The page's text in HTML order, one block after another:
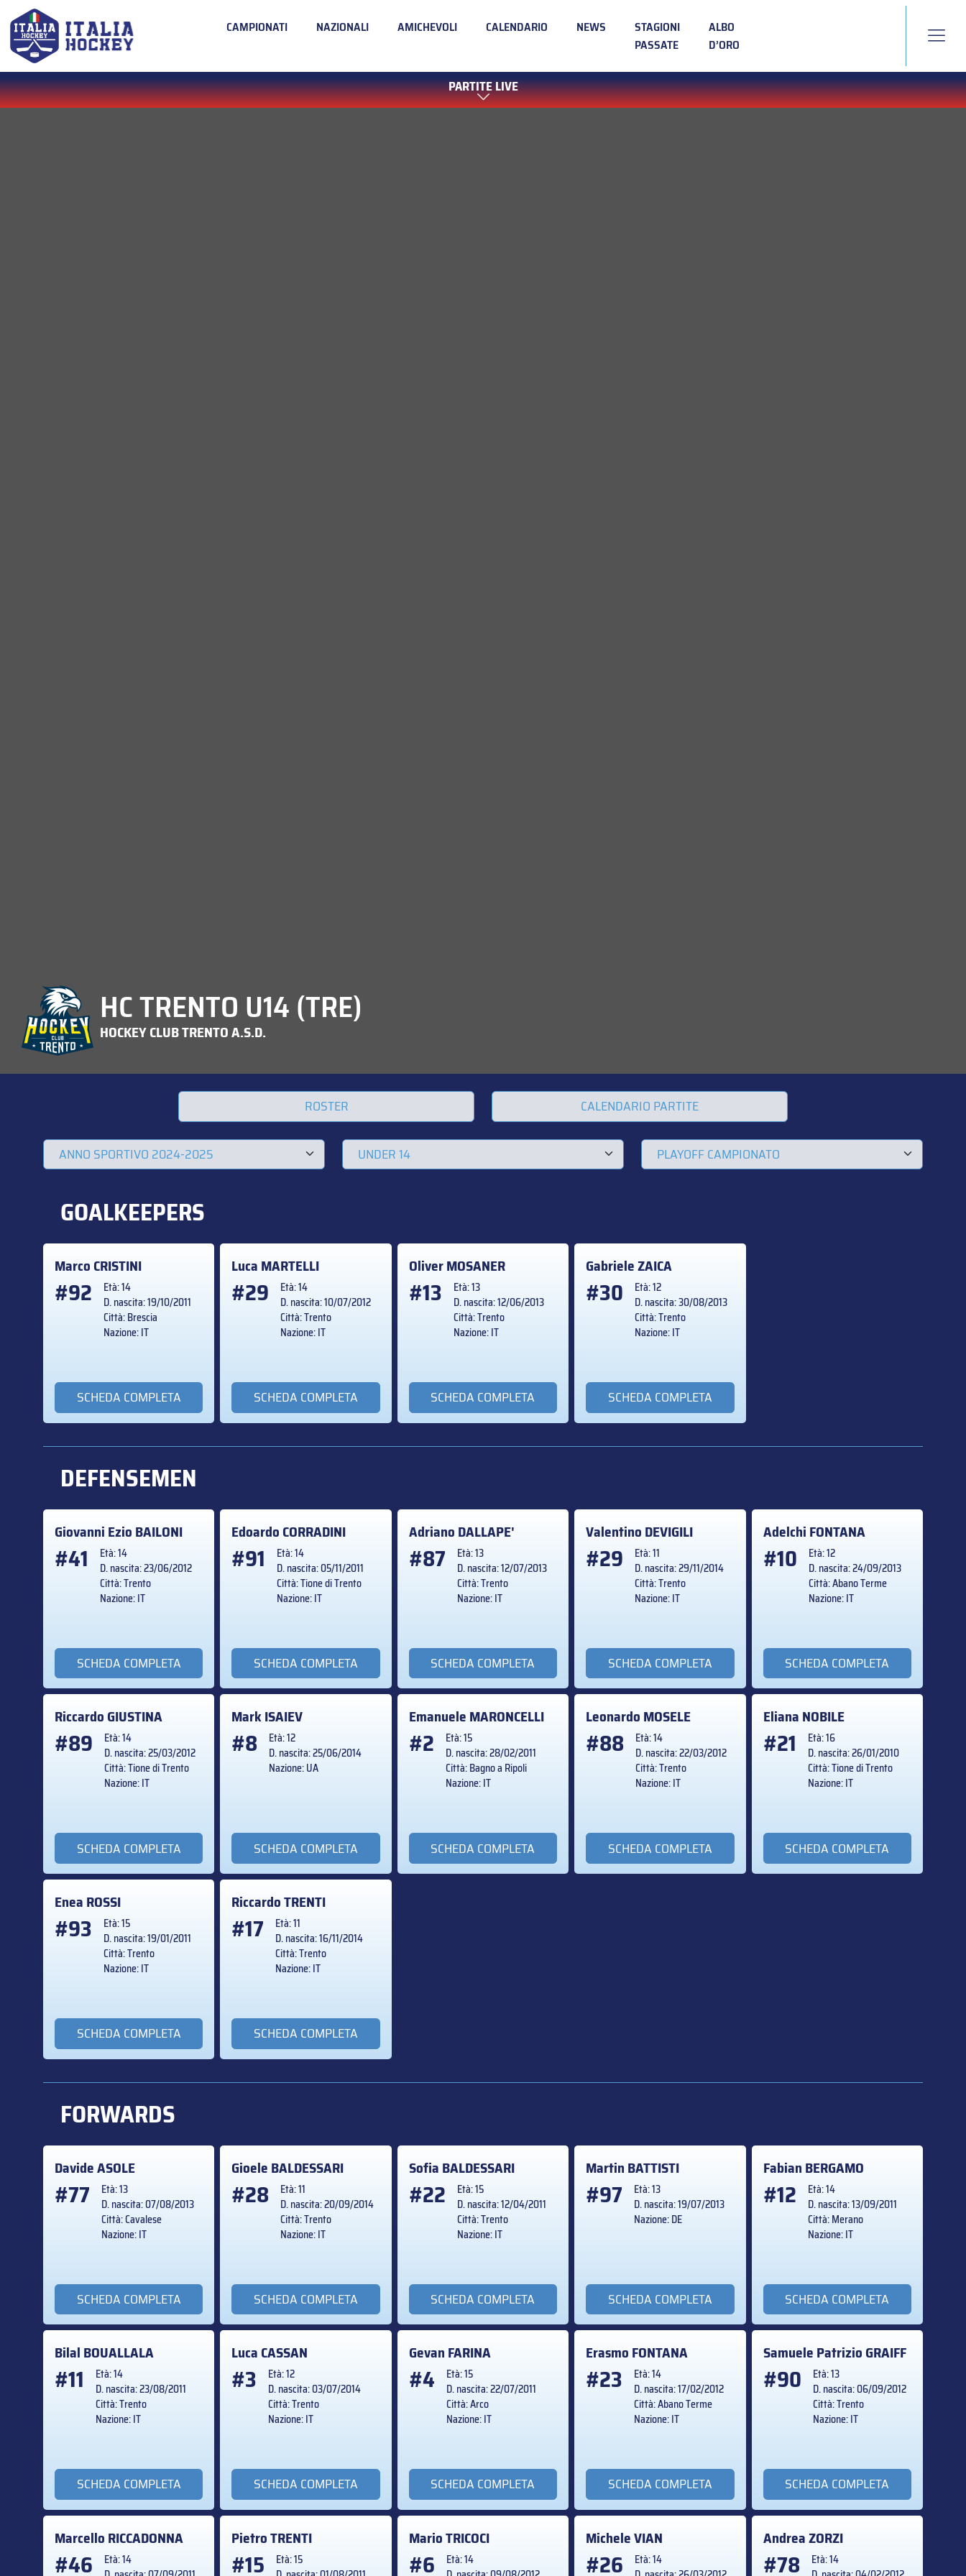
CAMPIONATI NAZIONALI AMICHEVOLI CALENDARIO NEWS
STAGIONI
PASSATE
ALBO
D’ORO
PARTITE LIVE
HC TRENTO U14 (TRE)
HOCKEY CLUB TRENTO A.S.D.
ROSTER CALENDARIO PARTITE
GOALKEEPERS
MarcoCRISTINI
#92
Età: 14
D. nascita: 19/10/2011
Città: Brescia
Nazione: IT
SCHEDA COMPLETA
Luca MARTELLI
#29
Età: 14
D. nascita: 10/07/2012
Città: Trento
Nazione: IT
SCHEDA COMPLETA
OliverMOSANER
#13
Età: 13
D. nascita: 12/06/2013
Città: Trento
Nazione: IT
SCHEDA COMPLETA
GabrieleZAICA
#30
Età: 12
D. nascita: 30/08/2013
Città: Trento
Nazione: IT
SCHEDA COMPLETA
DEFENSEMEN
Giovanni Ezio BAILONI
#41
Età: 14
D. nascita: 23/06/2012
Città: Trento
Nazione: IT
SCHEDA COMPLETA
EdoardoCORRADINI
#91
Età: 14
D. nascita: 05/11/2011
Città: Tione di Trento
Nazione: IT
SCHEDA COMPLETA
Adriano DALLAPE'
#87
Età: 13
D. nascita: 12/07/2013
Città: Trento
Nazione: IT
SCHEDA COMPLETA
Valentino DEVIGILI
#29
Età: 11
D. nascita: 29/11/2014
Città: Trento
Nazione: IT
SCHEDA COMPLETA
Adelchi FONTANA
#10
Età: 12
D. nascita: 24/09/2013
Città: Abano Terme
Nazione: IT
SCHEDA COMPLETA
RiccardoGIUSTINA
#89
Età: 14
D. nascita: 25/03/2012
Città: Tione di Trento
Nazione: IT
SCHEDA COMPLETA
MarkISAIEV
#8
Età: 12
D. nascita: 25/06/2014
Nazione: UA
SCHEDA COMPLETA
Emanuele MARONCELLI
#2
Età: 15
D. nascita: 28/02/2011
Città: Bagno a Ripoli
Nazione: IT
SCHEDA COMPLETA
Leonardo MOSELE
#88
Età: 14
D. nascita: 22/03/2012
Città: Trento
Nazione: IT
SCHEDA COMPLETA
Eliana NOBILE
#21
Età: 16
D. nascita: 26/01/2010
Città: Tione di Trento
Nazione: IT
SCHEDA COMPLETA
Enea ROSSI
#93
Età: 15
D. nascita: 19/01/2011
Città: Trento
Nazione: IT
SCHEDA COMPLETA
RiccardoTRENTI
#17
Età: 11
D. nascita: 16/11/2014
Città: Trento
Nazione: IT
SCHEDA COMPLETA
FORWARDS
DavideASOLE
#77
Età: 13
D. nascita: 07/08/2013
Città: Cavalese
Nazione: IT
SCHEDA COMPLETA
Gioele BALDESSARI
#28
Età: 11
D. nascita: 20/09/2014
Città: Trento
Nazione: IT
SCHEDA COMPLETA
Sofia BALDESSARI
#22
Età: 15
D. nascita: 12/04/2011
Città: Trento
Nazione: IT
SCHEDA COMPLETA
Martin BATTISTI
#97
Età: 13
D. nascita: 19/07/2013
Nazione: DE
SCHEDA COMPLETA
Fabian BERGAMO
#12
Età: 14
D. nascita: 13/09/2011
Città: Merano
Nazione: IT
SCHEDA COMPLETA
Bilal BOUALLALA
#11
Età: 14
D. nascita: 23/08/2011
Città: Trento
Nazione: IT
SCHEDA COMPLETA
LucaCASSAN
#3
Età: 12
D. nascita: 03/07/2014
Città: Trento
Nazione: IT
SCHEDA COMPLETA
Gevan FARINA
#4
Età: 15
D. nascita: 22/07/2011
Città: Arco
Nazione: IT
SCHEDA COMPLETA
Erasmo FONTANA
#23
Età: 14
D. nascita: 17/02/2012
Città: Abano Terme
Nazione: IT
SCHEDA COMPLETA
Samuele PatrizioGRAIFF
#90
Età: 13
D. nascita: 06/09/2012
Città: Trento
Nazione: IT
SCHEDA COMPLETA
Marcello RICCADONNA
#46
Età: 14
PietroTRENTI
#15
Età: 15
MarioTRICOCI
#6
Età: 14
MicheleVIAN
#26
Età: 14
AndreaZORZI
#78
Età: 14